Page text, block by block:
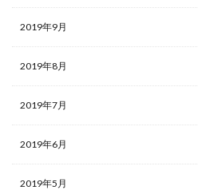
2019年9月
2019年8月
2019年7月
2019年6月
2019年5月